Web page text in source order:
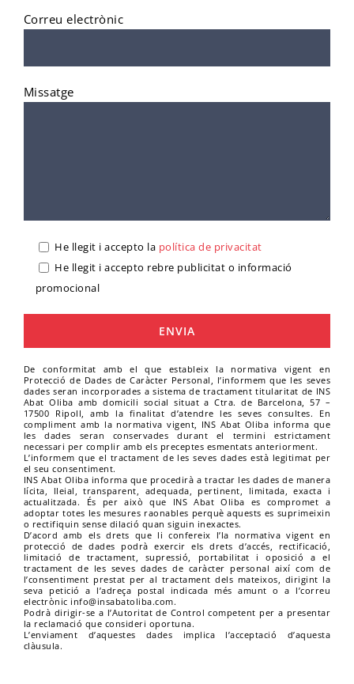
Correu electrònic
Missatge
He llegit i accepto la política de privacitat
He llegit i accepto rebre publicitat o informació
promocional
De conformitat amb el que estableix la normativa vigent en
Protecció de Dades de Caràcter Personal, l’informem que les seves
dades seran incorporades a sistema de tractament titularitat de INS
Abat Oliba amb domicili social situat a Ctra. de Barcelona, 57 –
17500 Ripoll, amb la finalitat d’atendre les seves consultes. En
compliment amb la normativa vigent, INS Abat Oliba informa que
les dades seran conservades durant el termini estrictament
necessari per complir amb els preceptes esmentats anteriorment.
L’informem que el tractament de les seves dades està legitimat per
el seu consentiment.
INS Abat Oliba informa que procedirà a tractar les dades de manera
lícita, lleial, transparent, adequada, pertinent, limitada, exacta i
actualitzada. És per això que INS Abat Oliba es compromet a
adoptar totes les mesures raonables perquè aquests es suprimeixin
o rectifiquin sense dilació quan siguin inexactes.
D’acord amb els drets que li confereix l’la normativa vigent en
protecció de dades podrà exercir els drets d’accés, rectificació,
limitació de tractament, supressió, portabilitat i oposició a el
tractament de les seves dades de caràcter personal així com de
l’consentiment prestat per al tractament dels mateixos, dirigint la
seva petició a l’adreça postal indicada més amunt o a l’correu
electrònic info@insabatoliba.com.
Podrà dirigir-se a l’Autoritat de Control competent per a presentar
la reclamació que consideri oportuna.
L’enviament d’aquestes dades implica l’acceptació d’aquesta
clàusula.